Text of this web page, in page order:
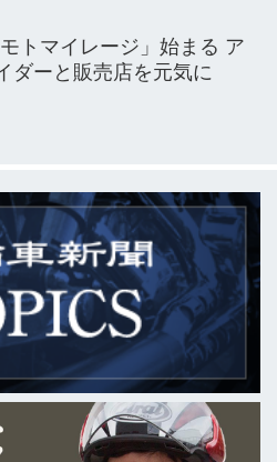
モトマイレージ」始まる ア
ダーと販売店を元気に